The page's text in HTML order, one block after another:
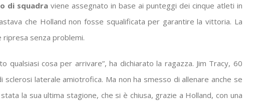
di squadra viene assegnato in base ai punteggi dei cinque atleti in
che Holland non fosse squalificata per garantire la vittoria. La
ripresa senza problemi.
qualsiasi cosa per arrivare”, ha dichiarato la ragazza. Jim Tracy, 60
laterale amiotrofica. Ma non ha smesso di allenare anche se
la sua ultima stagione, che si è chiusa, grazie a Holland, con una